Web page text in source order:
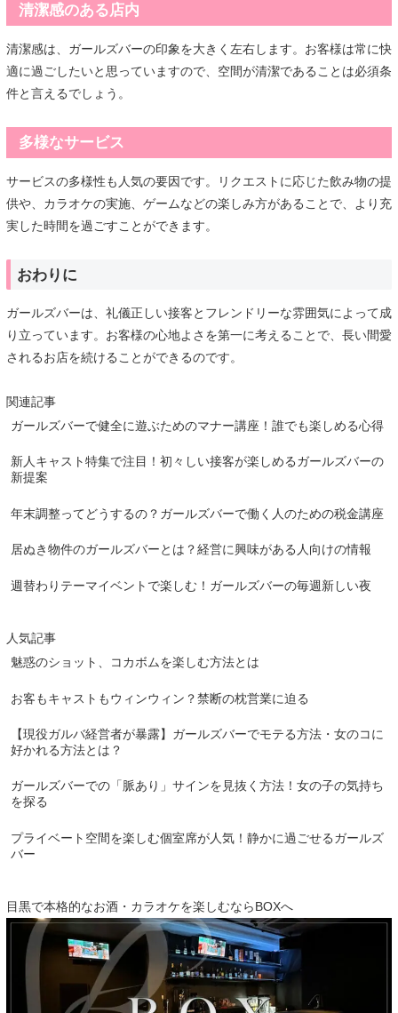
清潔感のある店内
清潔感は、ガールズバーの印象を大きく左右します。お客様は常に快
適に過ごしたいと思っていますので、空間が清潔であることは必須条
件と言えるでしょう。
多様なサービス
サービスの多様性も人気の要因です。リクエストに応じた飲み物の提
供や、カラオケの実施、ゲームなどの楽しみ方があることで、より充
実した時間を過ごすことができます。
おわりに
ガールズバーは、礼儀正しい接客とフレンドリーな雰囲気によって成
り立っています。お客様の心地よさを第一に考えることで、長い間愛
されるお店を続けることができるのです。
関連記事
ガールズバーで健全に遊ぶためのマナー講座！誰でも楽しめる心得
新人キャスト特集で注目！初々しい接客が楽しめるガールズバーの
新提案
年末調整ってどうするの？ガールズバーで働く人のための税金講座
居ぬき物件のガールズバーとは？経営に興味がある人向けの情報
週替わりテーマイベントで楽しむ！ガールズバーの毎週新しい夜
人気記事
魅惑のショット、コカボムを楽しむ方法とは
お客もキャストもウィンウィン？禁断の枕営業に迫る
【現役ガルバ経営者が暴露】ガールズバーでモテる方法・女のコに
好かれる方法とは？
ガールズバーでの「脈あり」サインを見抜く方法！女の子の気持ち
を探る
プライベート空間を楽しむ個室席が人気！静かに過ごせるガールズ
バー
目黒で本格的なお酒・カラオケを楽しむならBOXへ